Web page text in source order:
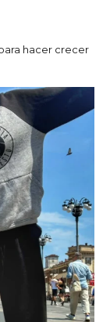
hacer crecer